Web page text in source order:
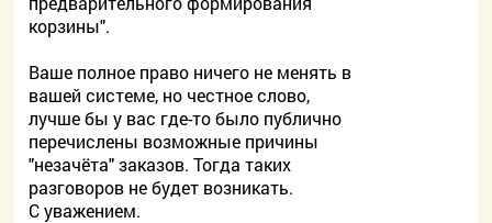
корзины".
Ваше полное право ничего не менять в
вашей системе, но честное слово,
лучше бы у вас где-то было публично
перечислены возможные причины
"незачёта" заказов. Тогда таких
разговоров не будет возникать.
С уважением.